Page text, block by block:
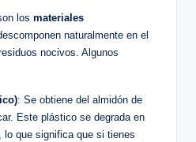
los materiales
naturalmente en el
nocivos. Algunos⁢
: ⁢Se obtiene del almidón de⁣
Este plástico se degrada en
lo ⁤que significa​ que si tienes​